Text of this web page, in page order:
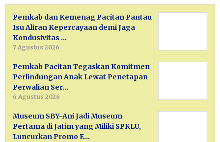
Pemkab dan Kemenag Pacitan Pantau
Isu Aliran Kepercayaan demi Jaga
Kondusivitas …
7 Agustus 2026
Pemkab Pacitan Tegaskan Komitmen
Perlindungan Anak Lewat Penetapan
Perwalian Ser…
6 Agustus 2026
Museum SBY-Ani Jadi Museum
Pertama di Jatim yang Miliki SPKLU,
Luncurkan Promo E…